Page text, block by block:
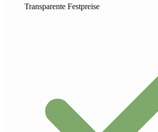
Transparente Festpreise